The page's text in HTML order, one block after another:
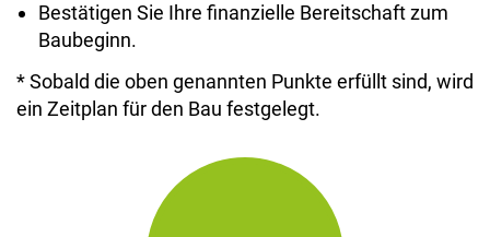
Bestätigen Sie Ihre finanzielle Bereitschaft zum
Baubeginn.
* Sobald die oben genannten Punkte erfüllt sind, wird
ein Zeitplan für den Bau festgelegt.